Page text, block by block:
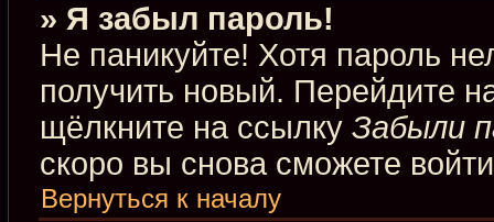
» Я забыл пароль!
Не паникуйте! Хотя пароль
получить новый. Перейдите
щёлкните на ссылку Забыли
скоро вы снова сможете
Вернуться к началу